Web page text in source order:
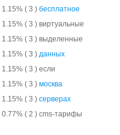
1.15% ( 3 ) бесплатное
1.15% ( 3 ) виртуальные
1.15% ( 3 ) выделенные
1.15% ( 3 ) данных
1.15% ( 3 ) если
1.15% ( 3 ) москва
1.15% ( 3 ) серверах
0.77% ( 2 ) cms-тарифы